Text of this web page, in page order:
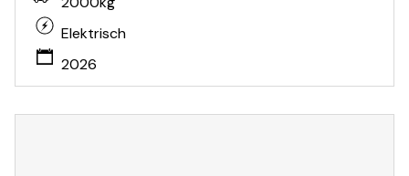
Elektrisch
2026